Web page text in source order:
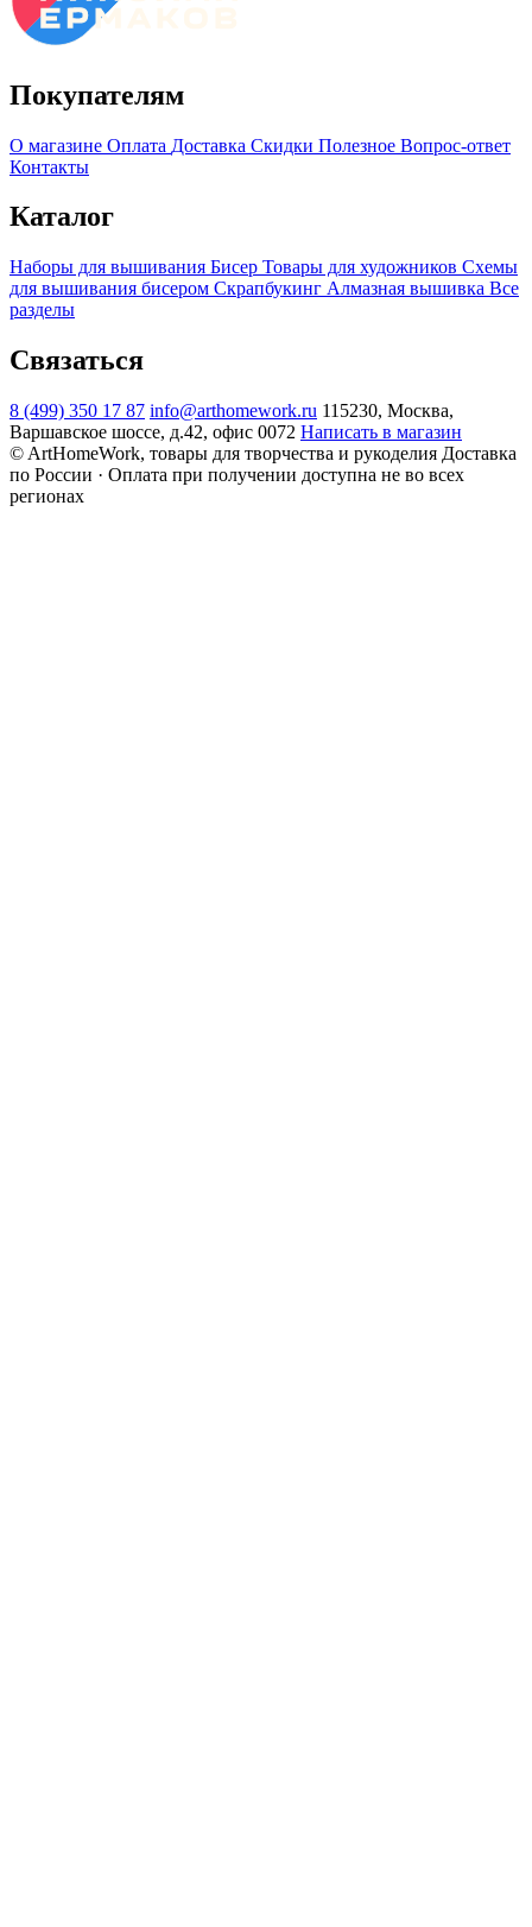
Покупателям
О магазине Оплата Доставка Скидки Полезное Вопрос-ответ
Контакты
Каталог
Наборы для вышивания Бисер Товары для художников Схемы
для вышивания бисером Скрапбукинг Алмазная вышивка Все
разделы
Связаться
8 (499) 350 17 87 info@arthomework.ru 115230, Москва,
Варшавское шоссе, д.42, офис 0072 Написать в магазин
© ArtHomeWork, товары для творчества и рукоделия Доставка
по России · Оплата при получении доступна не во всех
регионах